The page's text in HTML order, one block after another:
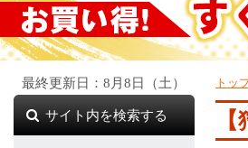
トッ
最終更新日：8月8日（土）
サイト内を検索する